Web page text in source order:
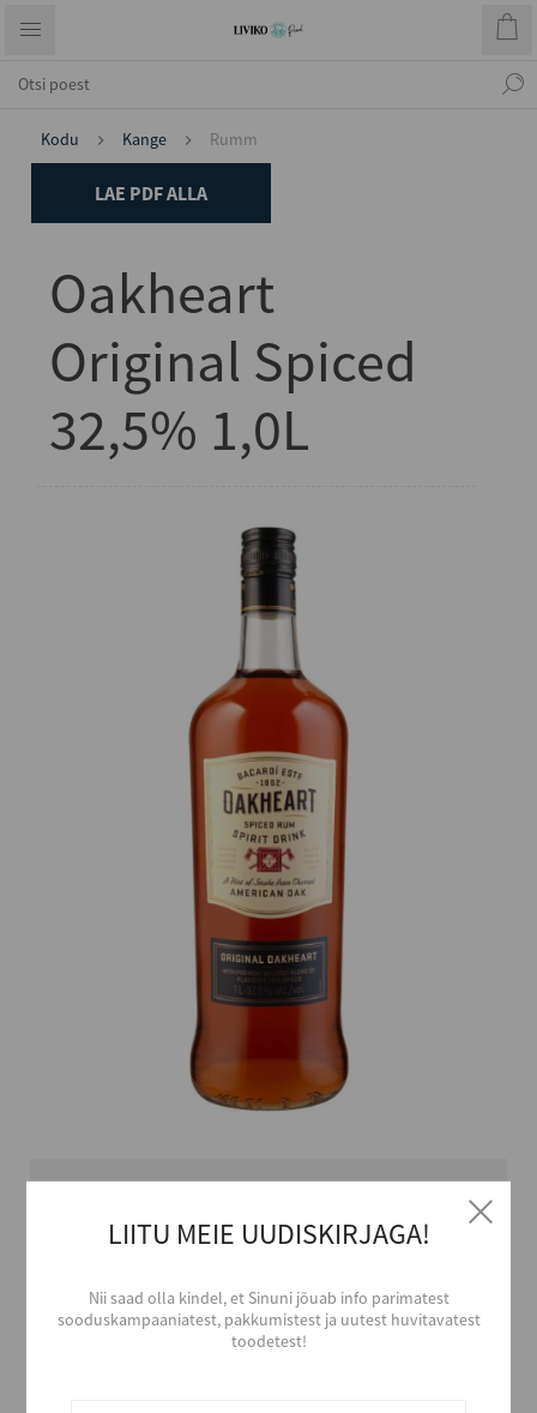
Kodu Kange Rumm
LAE PDF ALLA
Oakheart
Original Spiced
32,5% 1,0L
LIITU MEIE UUDISKIRJAGA!
Nii saad olla kindel, et Sinuni jõuab info parimatest
sooduskampaaniatest, pakkumistest ja uutest huvitavatest
toodetest!